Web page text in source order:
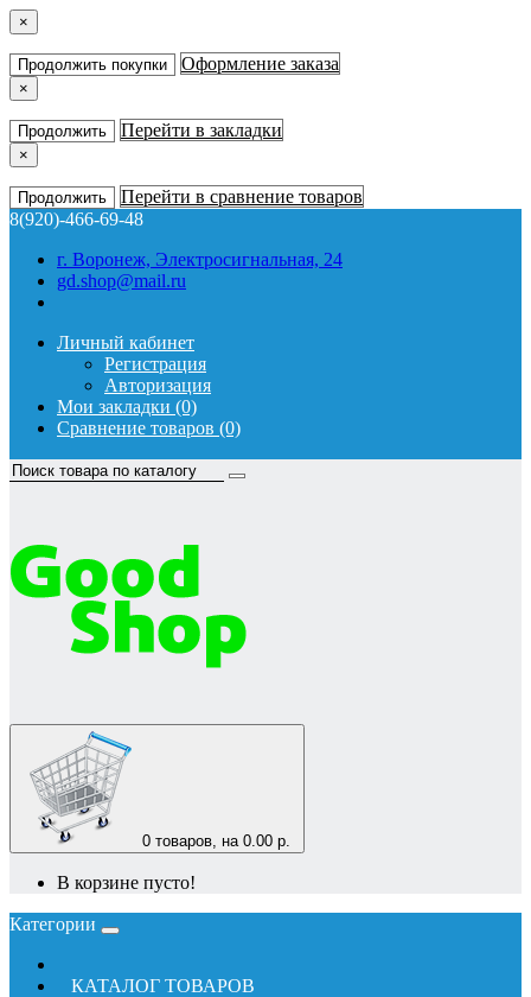
×
Продолжить покупки Оформление заказа
×
Продолжить Перейти в закладки
×
Продолжить
Перейти в сравнение товаров
8(920)-466-69-48
г. Воронеж, Электросигнальная, 24
gd.shop@mail.ru
Личный кабинет
Регистрация
Авторизация
Мои закладки (0)
Сравнение товаров (0)
0 товаров, на 0.00 р.
В корзине пусто!
Категории
КАТАЛОГ ТОВАРОВ